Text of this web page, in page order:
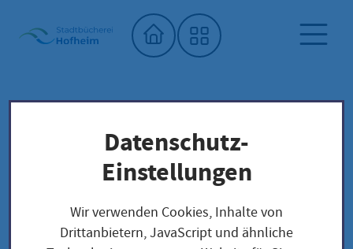
Startseite"
Stadtbücherei
Saatgutbibliothek
Unser Saatgut: Aussaat - Ernte -
Samengewinnung
Fruchtgemüse
PAPRIKA
Paprika Resi / Capsicum annuum
Datenschutz-
Einstellungen
Wir verwenden Cookies, Inhalte von
Drittanbietern, JavaScript und ähnliche